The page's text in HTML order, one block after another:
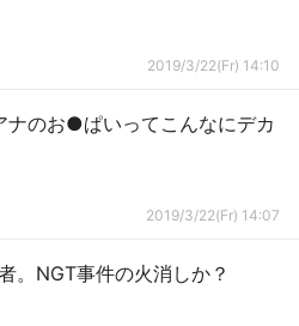
2019/3/22(Fr) 14:10
ナのお●ぱいってこんなにデカ
2019/3/22(Fr) 14:07
。NGT事件の火消しか？